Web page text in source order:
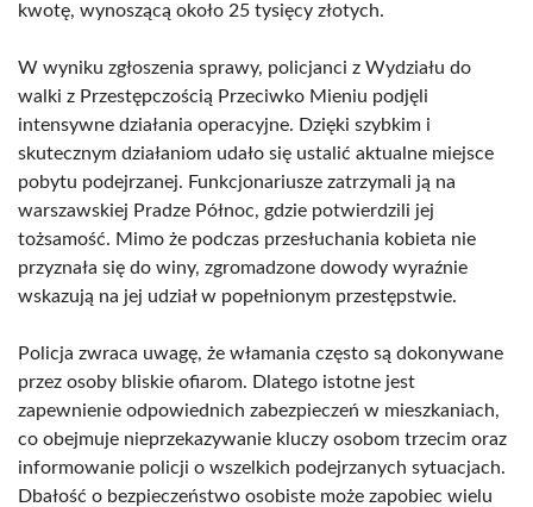
kwotę, wynoszącą około 25 tysięcy złotych.
W wyniku zgłoszenia sprawy, policjanci z Wydziału do
walki z Przestępczością Przeciwko Mieniu podjęli
intensywne działania operacyjne. Dzięki szybkim i
skutecznym działaniom udało się ustalić aktualne miejsce
pobytu podejrzanej. Funkcjonariusze zatrzymali ją na
warszawskiej Pradze Północ, gdzie potwierdzili jej
tożsamość. Mimo że podczas przesłuchania kobieta nie
przyznała się do winy, zgromadzone dowody wyraźnie
wskazują na jej udział w popełnionym przestępstwie.
Policja zwraca uwagę, że włamania często są dokonywane
przez osoby bliskie ofiarom. Dlatego istotne jest
zapewnienie odpowiednich zabezpieczeń w mieszkaniach,
co obejmuje nieprzekazywanie kluczy osobom trzecim oraz
informowanie policji o wszelkich podejrzanych sytuacjach.
Dbałość o bezpieczeństwo osobiste może zapobiec wielu